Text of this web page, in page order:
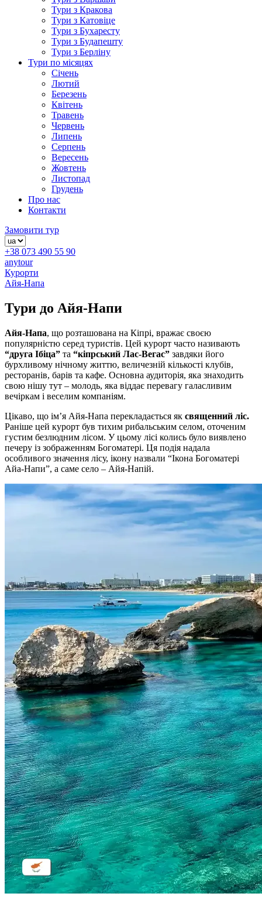
Тури з Кракова
Тури з Катовіце
Тури з Бухаресту
Тури з Будапешту
Тури з Берліну
Тури по місяцях
Січень
Лютий
Березень
Квітень
Травень
Червень
Липень
Серпень
Вересень
Жовтень
Листопад
Грудень
Про нас
Контакти
Замовити тур
+38 073 490 55 90
anytour
Курорти
Айя-Напа
Тури до Айя-Напи
Айя-Напа, що розташована на Кіпрі, вражає своєю
популярністю серед туристів. Цей курорт часто називають
“друга Ібіца” та “кіпрський Лас-Вегас” завдяки його
бурхливому нічному життю, величезній кількості клубів,
ресторанів, барів та кафе. Основна аудиторія, яка знаходить
свою нішу тут – молодь, яка віддає перевагу галасливим
вечіркам і веселим компаніям.
Цікаво, що ім’я Айя-Напа перекладається як священний ліс.
Раніше цей курорт був тихим рибальським селом, оточеним
густим безлюдним лісом. У цьому лісі колись було виявлено
печеру із зображенням Богоматері. Ця подія надала
особливого значення лісу, ікону назвали “Ікона Богоматері
Айа-Напи”, а саме село – Айя-Напій.